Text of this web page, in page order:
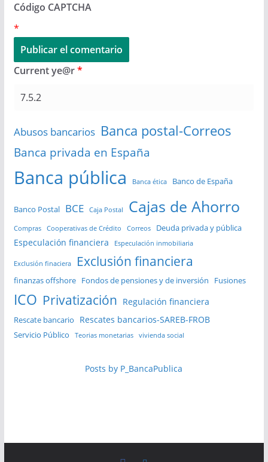
Código CAPTCHA
*
Current ye@r*
Abusos bancarios Banca postal-Correos
Banca privada en España
Banca pública Banca ética Banco de España
Banco Postal BCE Caja Postal Cajas de Ahorro
Compras Cooperativas de Crédito Correos Deuda privada y pública
Especulación financiera Especulación inmobiliaria
Exclusión finaciera Exclusión financiera
finanzas offshore Fondos de pensiones y de inversión Fusiones
ICO Privatización Regulación financiera
Rescate bancario Rescates bancarios-SAREB-FROB
Servicio Público Teorias monetarias vivienda social
Posts by P_BancaPublica